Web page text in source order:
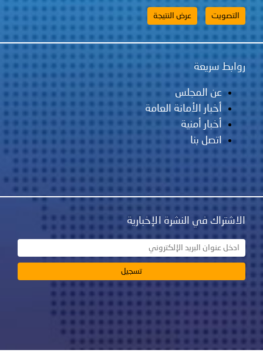
روابط سريعة
عن المجلس
أخبار الأمانة العامة
أخبار أمنية
اتصل بنا
الاشتراك في النشرة الإخبارية